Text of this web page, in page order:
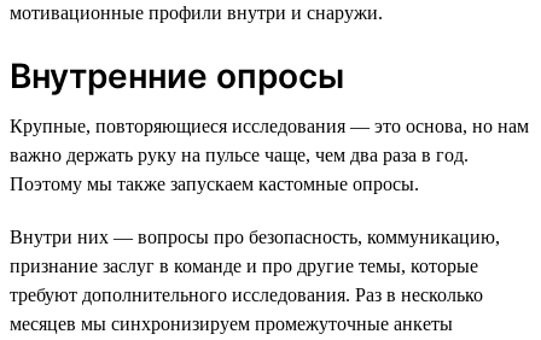
мотивационные профили внутри и снаружи.
Внутренние опросы
Крупные, повторяющиеся исследования — это основа, но нам
важно держать руку на пульсе чаще, чем два раза в год.
Поэтому мы также запускаем кастомные опросы.
Внутри них — вопросы про безопасность, коммуникацию,
признание заслуг в команде и про другие темы, которые
требуют дополнительного исследования. Раз в несколько
месяцев мы синхронизируем промежуточные анкеты